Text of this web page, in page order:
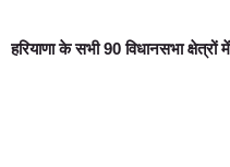
हरियाणा के सभी 90 विधानसभा